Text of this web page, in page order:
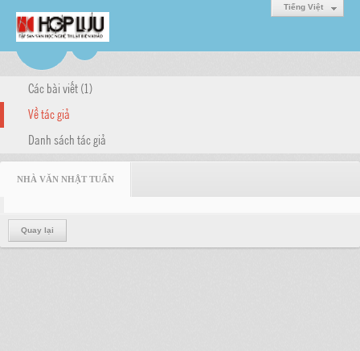
Tiếng Việt
Các bài viết (1)
Về tác giả
Danh sách tác giả
NHÀ VĂN NHẬT TUẤN
Quay lại